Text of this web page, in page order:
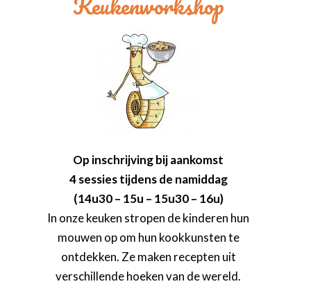
Op inschrijving bij aankomst
4 sessies tijdens de namiddag
(14u30 – 15u – 15u30 – 16u)
In onze keuken stropen de kinderen hun
mouwen op om hun kookkunsten te
ontdekken. Ze maken recepten uit
verschillende hoeken van de wereld.